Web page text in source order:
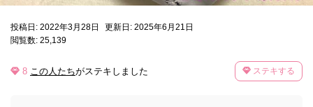
投稿日: 2022年3月28日
更新日: 2025年6月21日
閲覧数: 25,139
8 この人たちがステキしました ステキする